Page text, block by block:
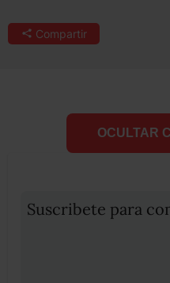
Compartir
OCULTAR
Suscribete para